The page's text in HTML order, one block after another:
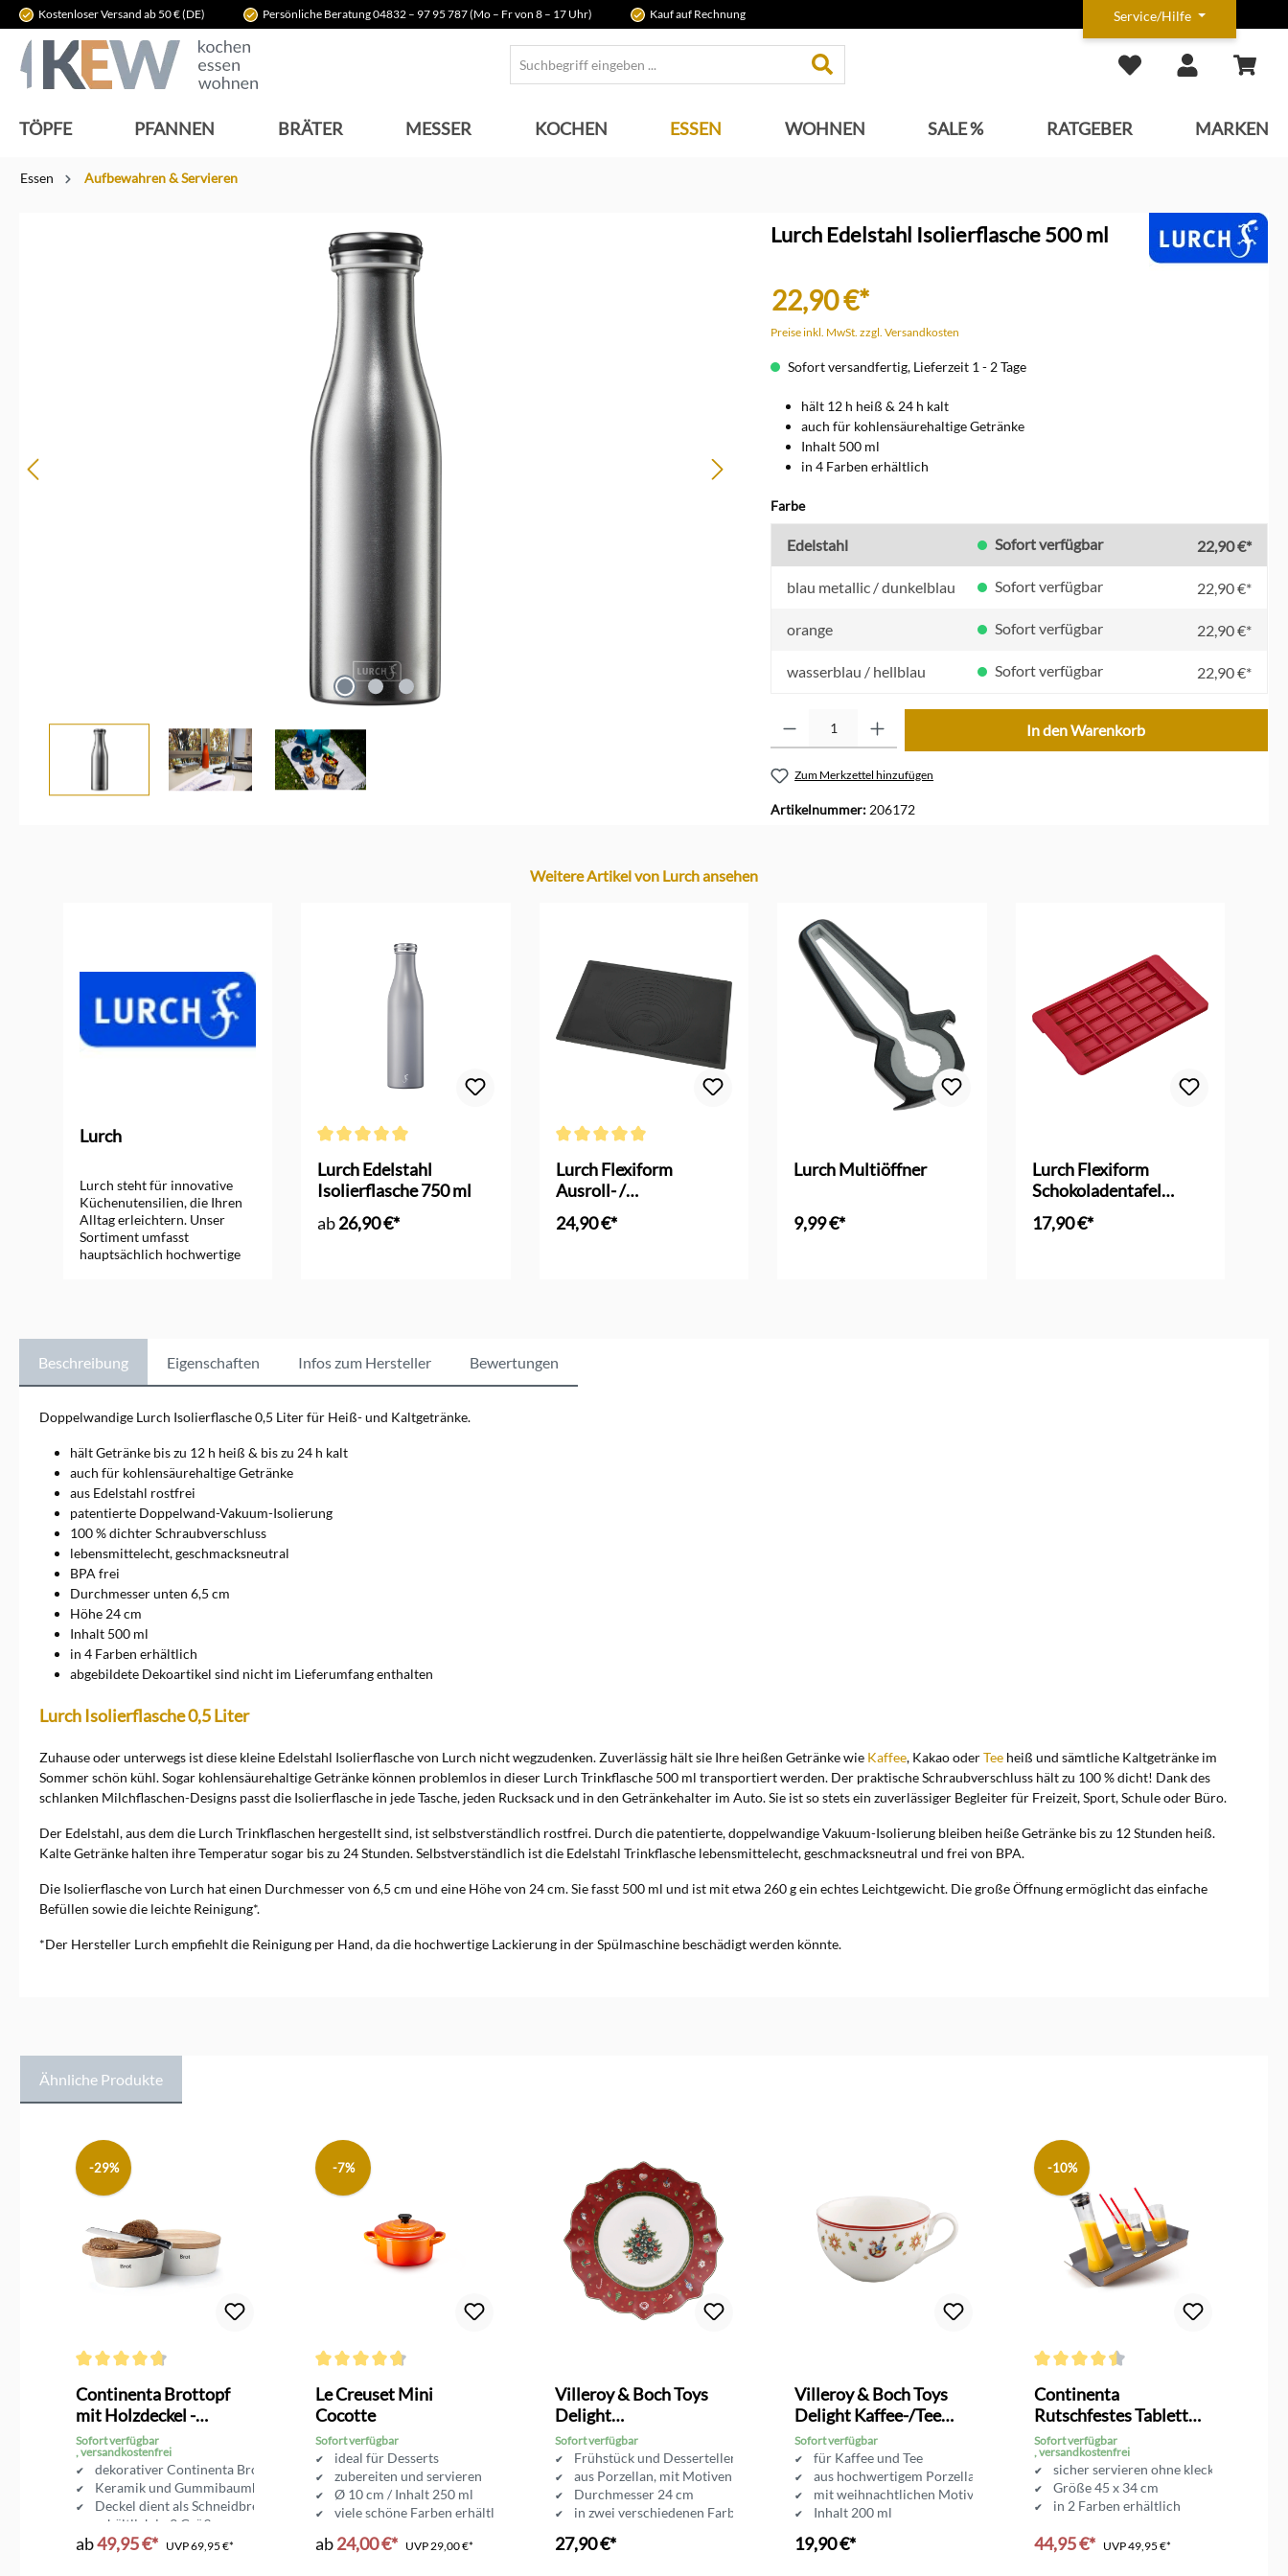
Zur Hauptnavigation springen
Kostenloser Versand ab 50 € (DE) Persönliche Beratung 04832 – 97 95 787 (Mo – Fr von 8 – 17 Uhr) Kauf auf Rechnung Service/Hilfe
TÖPFE PFANNEN BRÄTER MESSER KOCHEN ESSEN WOHNEN SALE % RATGEBER MARKEN
Essen Aufbewahren & Servieren
Lurch Edelstahl Isolierflasche 500 ml
22,90 €*
Preise inkl. MwSt. zzgl. Versandkosten
Sofort versandfertig, Lieferzeit 1 - 2 Tage
hält 12 h heiß & 24 h kalt
auch für kohlensäurehaltige Getränke
Inhalt 500 ml
in 4 Farben erhältlich
Farbeauswählen
Edelstahl Sofort verfügbar 22,90 €*
blau metallic / dunkelblau Sofort verfügbar 22,90 €*
orange Sofort verfügbar 22,90 €*
wasserblau / hellblau Sofort verfügbar 22,90 €*
In den Warenkorb
Zum Merkzettel hinzufügen
Artikelnummer: 206172
Weitere Artikel von Lurch ansehen
Lurch
Lurch steht für innovative
Küchenutensilien, die Ihren
Alltag erleichtern. Unser
Sortiment umfasst
hauptsächlich hochwertige
ihre Langlebigkeit, Flexibilität
und einfache Handhabung
aus und sorgen für perfekte
Back- und Kochergebnisse.
Entdecken Sie die Vielfalt und
Qualität von Lurch und
Backkünste auf ein neues
Level. Vertrauen Sie auf die
innovativen Produkte von
Lurch für kreative und gute
Ergebnisse in der Küche. Ein
direkter Kontakt zur Marke
ist möglich über Lurch AG,
Schinkelstr. 6, 31137
Hildesheim,
kundenservice@lurch.de
Lurch Edelstahl
Isolierflasche 750 ml
ab26,90 €*
Lurch Flexiform
Ausroll- /
Backunterlage Silikon
24,90 €*
Lurch Multiöffner
9,99 €*
Lurch Flexiform
Schokoladentafel
klassik - Silikonform
17,90 €*
Beschreibung Eigenschaften Infos zum Hersteller Bewertungen
Doppelwandige Lurch Isolierflasche 0,5 Liter für Heiß- und Kaltgetränke.
hält Getränke bis zu 12 h heiß & bis zu 24 h kalt
auch für kohlensäurehaltige Getränke
aus Edelstahl rostfrei
patentierte Doppelwand-Vakuum-Isolierung
100 % dichter Schraubverschluss
lebensmittelecht, geschmacksneutral
BPA frei
Durchmesser unten 6,5 cm
Höhe 24 cm
Inhalt 500 ml
in 4 Farben erhältlich
abgebildete Dekoartikel sind nicht im Lieferumfang enthalten
Lurch Isolierflasche 0,5 Liter
Zuhause oder unterwegs ist diese kleine Edelstahl Isolierflasche von Lurch nicht wegzudenken. Zuverlässig hält sie Ihre heißen Getränke wie Kaffee, Kakao oderTee heiß und sämtliche Kaltgetränke im
Sommer schön kühl. Sogar kohlensäurehaltige Getränke können problemlos in dieser Lurch Trinkflasche 500 ml transportiert werden. Der praktische Schraubverschluss hält zu 100 % dicht! Dank des
schlanken Milchflaschen-Designs passt die Isolierflasche in jede Tasche, jeden Rucksack und in den Getränkehalter im Auto. Sie ist so stets ein zuverlässiger Begleiter für Freizeit, Sport, Schule oder Büro.
Der Edelstahl, aus dem die Lurch Trinkflaschen hergestellt sind, ist selbstverständlich rostfrei. Durch die patentierte, doppelwandige Vakuum-Isolierung bleiben heiße Getränke bis zu 12 Stunden heiß.
Kalte Getränke halten ihre Temperatur sogar bis zu 24 Stunden. Selbstverständlich ist die Edelstahl Trinkflasche lebensmittelecht, geschmacksneutral und frei von BPA.
Die Isolierflasche von Lurch hat einen Durchmesser von 6,5 cm und eine Höhe von 24 cm. Sie fasst 500 ml und ist mit etwa 260 g ein echtes Leichtgewicht. Die große Öffnung ermöglicht das einfache
Befüllen sowie die leichte Reinigung*.
*Der Hersteller Lurch empfiehlt die Reinigung per Hand, da die hochwertige Lackierung in der Spülmaschine beschädigt werden könnte.
Ähnliche Produkte
-29%
Continenta Brottopf
mit Holzdeckel -
Brotkasten
Sofort verfügbar
, versandkostenfrei
dekorativer Continenta Brottopf
Keramik und Gummibaumholz
Deckel dient als Schneidbrett
erhältlich in 3 Größen
ab49,95 €* UVP69,95 €*
-7%
Le Creuset Mini
Cocotte
Sofort verfügbar
ideal für Desserts
zubereiten und servieren
Ø 10 cm / Inhalt 250 ml
viele schöne Farben erhältlich
ab24,00 €* UVP29,00 €*
Villeroy & Boch Toys
Delight
Frühstücksteller
Sofort verfügbar
Frühstück und Desserteller
aus Porzellan, mit Motiven
Durchmesser 24 cm
in zwei verschiedenen Farben erhältlich
27,90 €*
Villeroy & Boch Toys
Delight Kaffee-/Tee
Obertasse
Sofort verfügbar
für Kaffee und Tee
aus hochwertigem Porzellan
mit weihnachtlichen Motiven
Inhalt 200 ml
19,90 €*
-10%
Continenta
Rutschfestes Tablett
groß
Sofort verfügbar
, versandkostenfrei
sicher servieren ohne kleckern
Größe 45 x 34 cm
in 2 Farben erhältlich
44,95 €* UVP49,95 €*